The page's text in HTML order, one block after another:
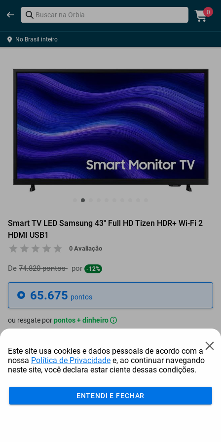
0
No Brasil inteiro
Smart TV LED Samsung 43" Full HD Tizen HDR+ Wi-Fi 2
HDMI USB1
0 Avaliação
De 74.820 pontos por -12%
65.675 pontos
ou resgate porpontos + dinheiro
55.824 pontos + R$ 453,15
Este site usa cookies e dados pessoais de acordo com a
nossa Política de Privacidade e, ao continuar navegando
neste site, você declara estar ciente dessas condições.
ENTENDI E FECHAR